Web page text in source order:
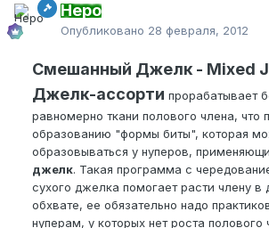
Неро
Опубликовано 28 февраля, 2012
Смешанный Джелк - Mixed
Джелк-ассорти прорабатывает
равномерно ткани полового члена, что
образованию "формы биты", которая
образовываться у нуперов,
джелк. Такая программа с
сухого джелка помогает расти члену в
обхвате, ее обязательно надо
нуперам, у которых нет роста полового